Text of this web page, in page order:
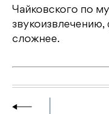
Чайковского по
сложнее.